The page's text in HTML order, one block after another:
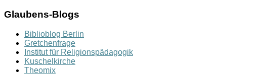
Glaubens-Blogs
Biblioblog Berlin
Gretchenfrage
Institut für Religionspädagogik
Kuschelkirche
Theomix